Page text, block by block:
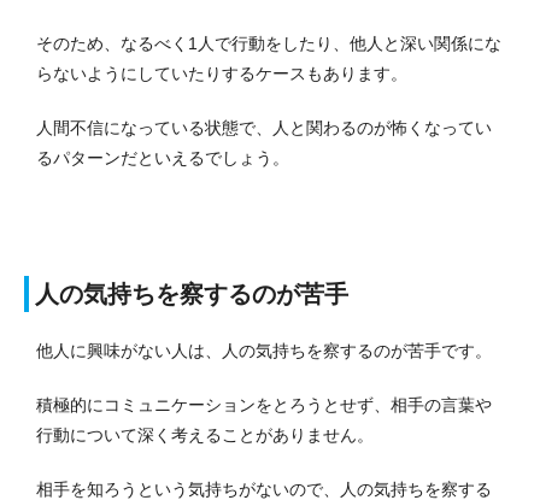
そのため、なるべく1人で行動をしたり、他人と深い関係にな
らないようにしていたりするケースもあります。
人間不信になっている状態で、人と関わるのが怖くなってい
るパターンだといえるでしょう。
人の気持ちを察するのが苦手
他人に興味がない人は、人の気持ちを察するのが苦手です。
積極的にコミュニケーションをとろうとせず、相手の言葉や
行動について深く考えることがありません。
相手を知ろうという気持ちがないので、人の気持ちを察する